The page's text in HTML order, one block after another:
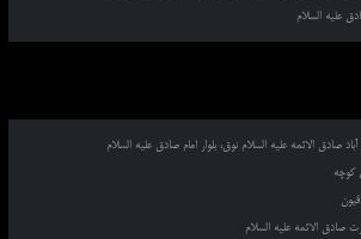
صادق الائمه علیه السلام نوق، بلوار امام صادق علیه السلام
الائمه علیه السلام